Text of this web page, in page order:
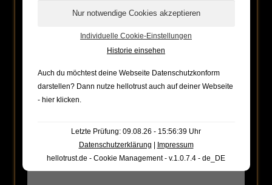
Individuelle Cookie-Einstellungen
Historie einsehen
Auch du möchtest deine Webseite Datenschutzkonform
darstellen? Dann nutze hellotrust auch auf deiner Webseite
- hier klicken
Letzte Prüfung: 09.08.26 - 15:56:39 Uhr
Datenschutzerklärung | Impressum
hellotrust.de - Cookie Management - v.1.0.7.4 - de_DE